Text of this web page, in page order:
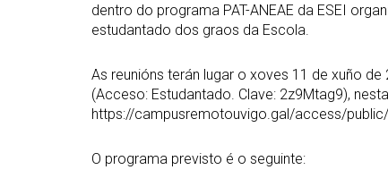
dentro do programa PAT-ANEAE da ESEI
estudantado dos graos da Escola.
As reunións terán lugar o xoves 11 de xuño
(Acceso: Estudantado. Clave: 2z9Mtag9),
https://campusremotouvigo.gal/access/
O programa previsto é o seguinte: